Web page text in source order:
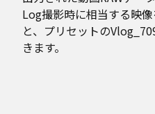
Log撮影時に相当する映
と、プリセットの
きます。